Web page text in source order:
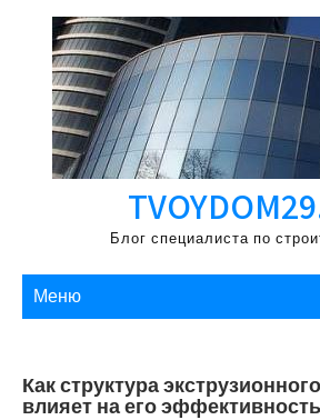
Перейти
содержимому
Блог специалиста по
Меню
Как структура
влияет на его эффективность